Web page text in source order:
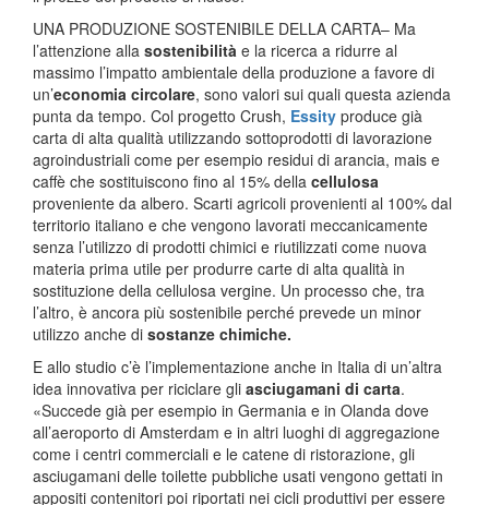
UNA PRODUZIONE SOSTENIBILE DELLA CARTA– Ma
l’attenzione alla sostenibilità e la ricerca a ridurre al
massimo l’impatto ambientale della produzione a favore di
un’economia circolare, sono valori sui quali questa azienda
punta da tempo. Col progetto Crush, Essity produce già
carta di alta qualità utilizzando sottoprodotti di lavorazione
agroindustriali come per esempio residui di arancia, mais e
caffè che sostituiscono fino al 15% della cellulosa
proveniente da albero. Scarti agricoli provenienti al 100% dal
territorio italiano e che vengono lavorati meccanicamente
senza l’utilizzo di prodotti chimici e riutilizzati come nuova
materia prima utile per produrre carte di alta qualità in
sostituzione della cellulosa vergine. Un processo che, tra
l’altro, è ancora più sostenibile perché prevede un minor
utilizzo anche di sostanze chimiche.
E allo studio c’è l’implementazione anche in Italia di un’altra
idea innovativa per riciclare gli asciugamani di carta.
«Succede già per esempio in Germania e in Olanda dove
all’aeroporto di Amsterdam e in altri luoghi di aggregazione
come i centri commerciali e le catene di ristorazione, gli
asciugamani delle toilette pubbliche usati vengono gettati in
appositi contenitori poi riportati nei cicli produttivi per essere